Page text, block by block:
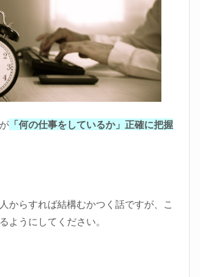
「何の仕事をしているか」正確に把握
からすれば結構むかつく話ですが、こ
ようにしてください。